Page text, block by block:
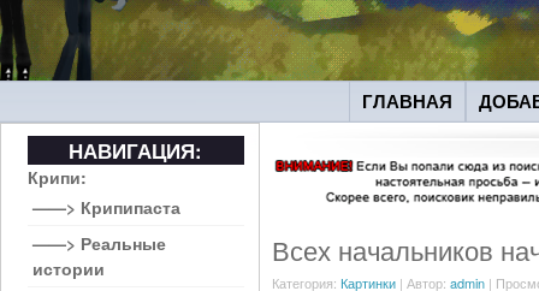
ГЛАВНАЯ
Всех начальников
Категория: Картинки | Автор: admin |
НАВИГАЦИЯ:
Крипи:
——> Крипипаста
——> Реальные
истории